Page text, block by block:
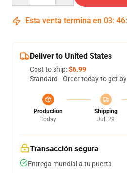
Esta venta termina en 03: 46:
Deliver to United States
Cost to ship:$6.99
Standard - Order today to get by
Production
Today
Shipping
Jul. 29
Transacción segura
Entrega mundial a tu puerta